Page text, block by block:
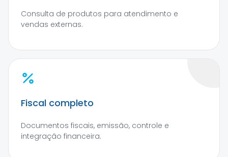
Consulta de produtos para atendimento e
vendas externas.
Fiscal completo
Documentos fiscais, emissão, controle e
integração financeira.